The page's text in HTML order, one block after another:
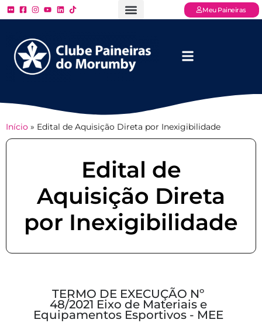
Meu Paineiras
Início » Edital de Aquisição Direta por Inexigibilidade
Edital de
Aquisição Direta
por Inexigibilidade
TERMO DE EXECUÇÃO Nº
48/2021 Eixo de Materiais e
Equipamentos Esportivos - MEE